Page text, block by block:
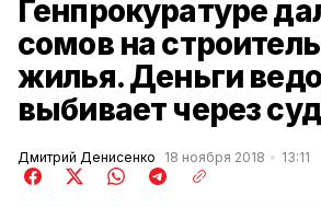
Генпрокуратуре
сомов на
жилья. Деньги
выбивает через
Дмитрий Денисенко 18 ноября 2018 13:11